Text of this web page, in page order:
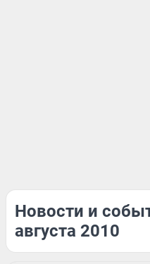
Новости и
августа 2010